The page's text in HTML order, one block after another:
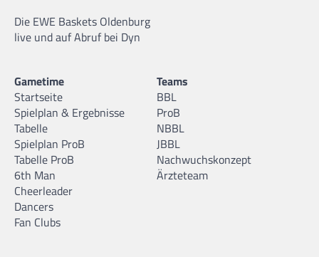
Die EWE Baskets Oldenburg
live und auf Abruf bei Dyn
Gametime
Startseite
Spielplan & Ergebnisse
Tabelle
Spielplan ProB
Tabelle ProB
6th Man
Cheerleader
Dancers
Fan Clubs
Teams
BBL
ProB
NBBL
JBBL
Nachwuchskonzept
Ärzteteam